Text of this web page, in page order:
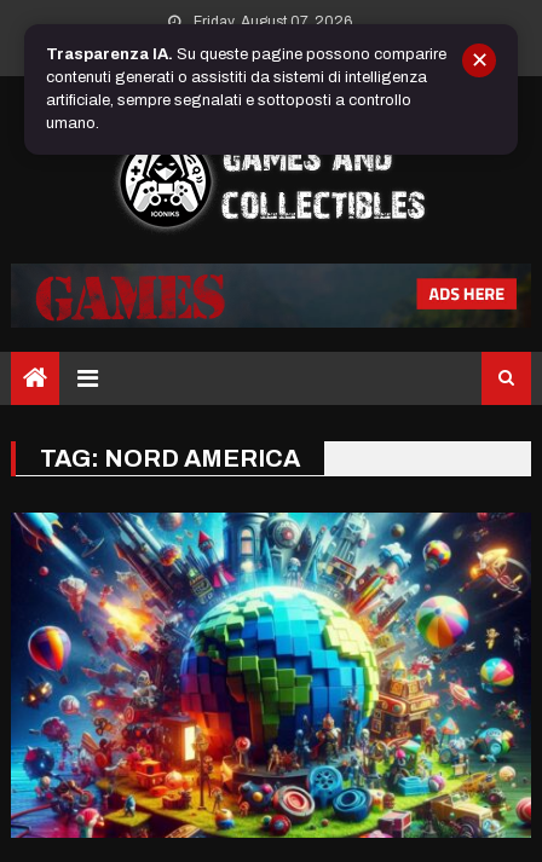
content
Friday, August 07, 2026
TAG: NORD AMERICA
Trasparenza IA. Su queste pagine possono comparire
contenuti generati o assistiti da sistemi di intelligenza
artificiale, sempre segnalati e sottoposti a controllo
umano.
✕